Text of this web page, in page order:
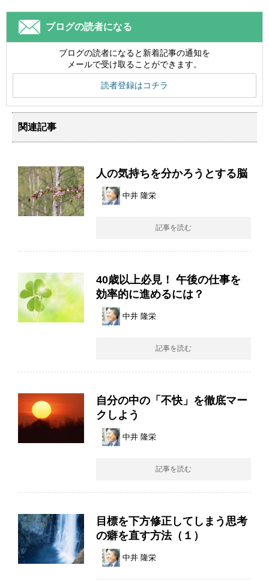
ブログの読者になる
ブログの読者になると新着記事の通知を
メールで受け取ることができます。
読者登録はコチラ
関連記事
人の気持ちを分かろうとする脳
中井 隆栄
記事を読む
40歳以上必見！ 午後の仕事を
効率的に進めるには？
中井 隆栄
記事を読む
自分の中の「不快」を徹底マー
クしよう
中井 隆栄
記事を読む
目標を下方修正してしまう思考
の癖を直す方法（１）
中井 隆栄